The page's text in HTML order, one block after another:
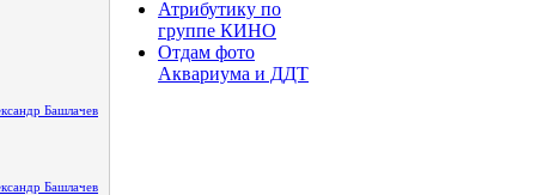
Башлачев
Башлачев
Атрибутику по
группе КИНО
Отдам фото
Аквариума и ДДТ